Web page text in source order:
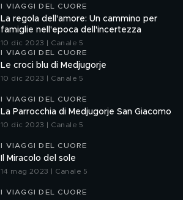
I VIAGGI DEL CUORE
La regola dell'amore: Un cammino per
famiglie nell'epoca dell'incertezza
10 dic 2023 | Canale 5
I VIAGGI DEL CUORE
Le croci blu di Medjugorje
10 dic 2023 | Canale 5
I VIAGGI DEL CUORE
La Parrocchia di Medjugorje San Giacomo
10 dic 2023 | Canale 5
I VIAGGI DEL CUORE
Il Miracolo del sole
14 mag 2023 | Canale 5
I VIAGGI DEL CUORE